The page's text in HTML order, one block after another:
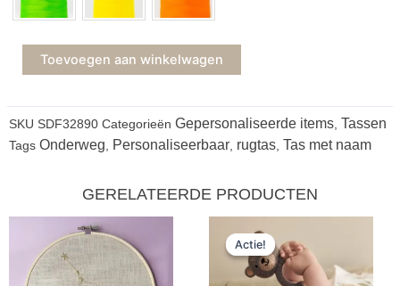
Toevoegen aan winkelwagen
SKU SDF32890 Categorieën Gepersonaliseerde items Tassen
Tags Onderweg Personaliseerbaar rugtas Tas met naam
GERELATEERDE PRODUCTEN
Actie!
Actie!
prijs
was: is: